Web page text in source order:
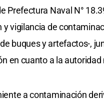
Prefectura Naval N°
y vigilancia de
buques y artefactos-,
en cuanto a la
a contaminación